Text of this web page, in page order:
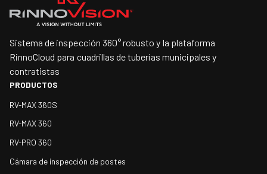
Sistema de inspección 360° robusto y la plataforma
RinnoCloud para cuadrillas de tuberías municipales y
contratistas
PRODUCTOS
RV-MAX 360S
RV-MAX 360
RV-PRO 360
Cámara de inspección de postes